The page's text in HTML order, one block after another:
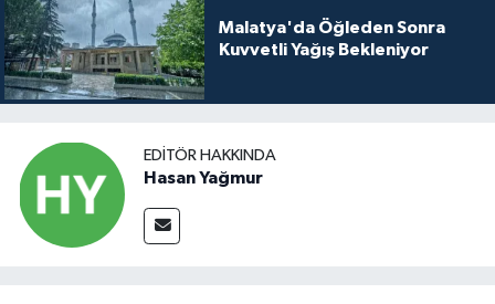
Malatya'da Öğleden Sonra
Kuvvetli Yağış Bekleniyor
EDITÖR HAKKINDA
Hasan Yağmur